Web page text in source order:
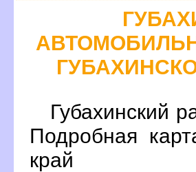
Губахинский
Подробная
край